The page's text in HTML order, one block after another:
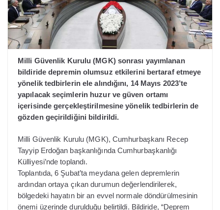
Milli Güvenlik Kurulu (MGK) sonrası yayımlanan
bildiride depremin olumsuz etkilerini bertaraf etmeye
yönelik tedbirlerin ele alındığını, 14 Mayıs 2023’te
yapılacak seçimlerin huzur ve güven ortamı
içerisinde gerçekleştirilmesine yönelik tedbirlerin de
gözden geçirildiğini bildirildi.
Milli Güvenlik Kurulu (MGK), Cumhurbaşkanı Recep
Tayyip Erdoğan başkanlığında Cumhurbaşkanlığı
Külliyesi’nde toplandı.
Toplantıda, 6 Şubat’ta meydana gelen depremlerin
ardından ortaya çıkan durumun değerlendirilerek,
bölgedeki hayatın bir an evvel normale döndürülmesinin
önemi üzerinde durulduğu belirtildi. Bildiride, “Deprem